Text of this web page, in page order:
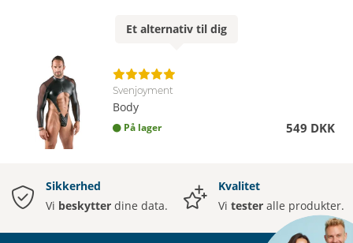
Et alternativ til dig
Svenjoyment
Body
På lager 549 DKK
Sikkerhed
Vi beskytter dine data.
Kvalitet
Vi tester alle produkter.